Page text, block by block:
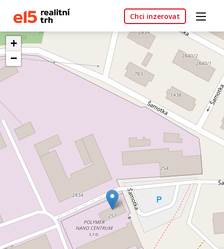
Chci inzerovat
+
−